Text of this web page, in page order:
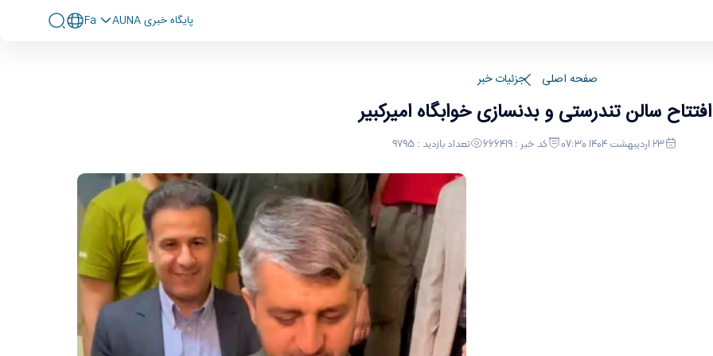
پايگاه خبری AUNA Fa
صفحه اصلی جزئیات خبر
افتتاح سالن تندرستی و بدنسازی خوابگاه امیرکبیر
23 اردیبهشت 1404 07:30 کد خبر : 666419 تعداد بازدید : 9795